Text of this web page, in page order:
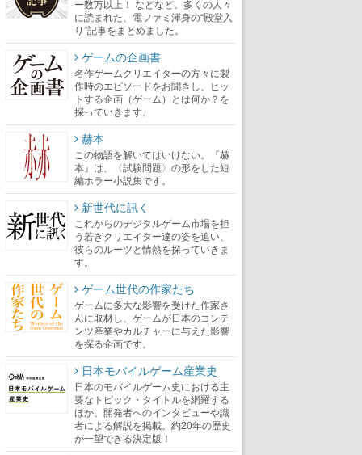
ー数万以上！ などなど。多くの人々
に読まれた、電ファミ渾身の“殿堂入
り”記事をまとめました。
ゲームの企画書
名作ゲームクリエイターの方々に製
作時のエピソードをお聞きし、ヒッ
トする企画（ゲーム）とは何か？を
探っていきます。
赫本
この物語を解いてはいけない。『赫
本』は、〈試験問題〉の形をした短
編ホラー小説集です。
新世代に訊く
これからのデジタルゲーム市場を担
う若きクリエイター達の姿を追い、
彼らのルーツと情熱を探っていきま
す。
ゲーム世代の作家たち
ゲームに多大な影響を受けた作家さ
んに取材し、ゲームが日本のコンテ
ンツ産業やカルチャーに与えた影響
を探る企画です。
日本モバイルゲーム産業史
日本のモバイルゲーム史における主
要なトピック・タイトルを網羅する
ほか、開発者へのインタビューや識
者による解説を掲載。約20年の歴史
が一望できる決定版！